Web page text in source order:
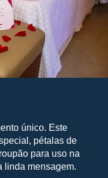
único. Este
pétalas de
para uso na
linda mensagem.